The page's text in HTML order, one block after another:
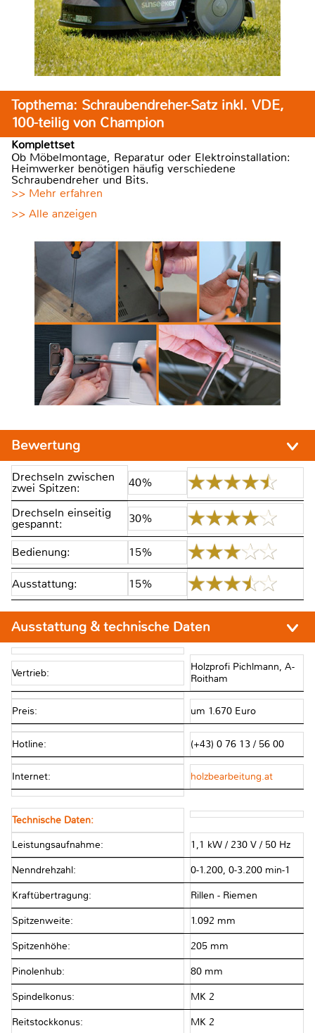
Topthema: Schraubendreher-Satz inkl. VDE,
100-teilig von Champion
Komplettset
Ob Möbelmontage, Reparatur oder Elektroinstallation:
Heimwerker benötigen häufig verschiedene
Schraubendreher und Bits.
>> Mehr erfahren
>> Alle anzeigen
Bewertung
Drechseln zwischen
zwei Spitzen: 40%
Drechseln einseitig
gespannt: 30%
Bedienung: 15%
Ausstattung: 15%
Ausstattung & technische Daten
Vertrieb:
Holzprofi Pichlmann, A-
Roitham
Preis: um 1.670 Euro
Hotline: (+43) 0 76 13 / 56 00
Internet: holzbearbeitung.at
Technische Daten:
Leistungsaufnahme: 1,1 kW / 230 V / 50 Hz
Nenndrehzahl: 0-1.200, 0-3.200 min-1
Kraftübertragung: Rillen - Riemen
Spitzenweite: 1.092 mm
Spitzenhöhe: 205 mm
Pinolenhub: 80 mm
Spindelkonus: MK 2
Reitstockkonus: MK 2